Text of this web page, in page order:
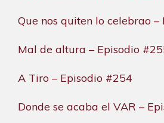
Que nos quiten lo celebrao
Mal de altura – Episodio
A Tiro – Episodio #254
Donde se acaba el VAR –